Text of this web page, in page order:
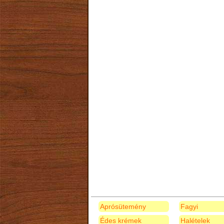
Aprósütemény
Édes krémek
Fagyi
Halételek